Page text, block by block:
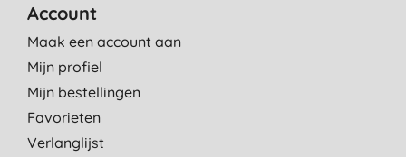
Account
Maak een account aan
Mijn profiel
Mijn bestellingen
Favorieten
Verlanglijst